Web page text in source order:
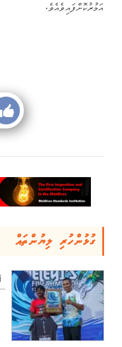
އަމުރުކޮށްފައިވެއެވެ.
ގުޅުންހުރި ލިޔުންތައް